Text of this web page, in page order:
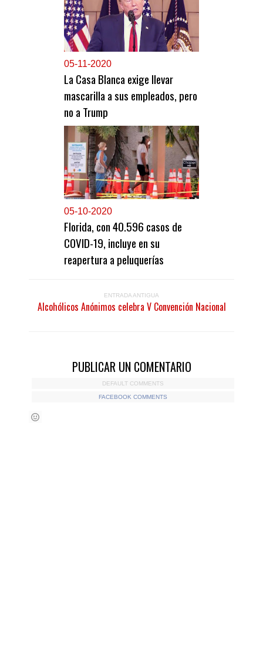
05-11-2020
La Casa Blanca exige llevar
mascarilla a sus empleados, pero
no a Trump
05-10-2020
Florida, con 40.596 casos de
COVID-19, incluye en su
reapertura a peluquerías
ENTRADA ANTIGUA
Alcohólicos Anónimos celebra V Convención Nacional
PUBLICAR UN COMENTARIO
DEFAULT COMMENTS
FACEBOOK COMMENTS